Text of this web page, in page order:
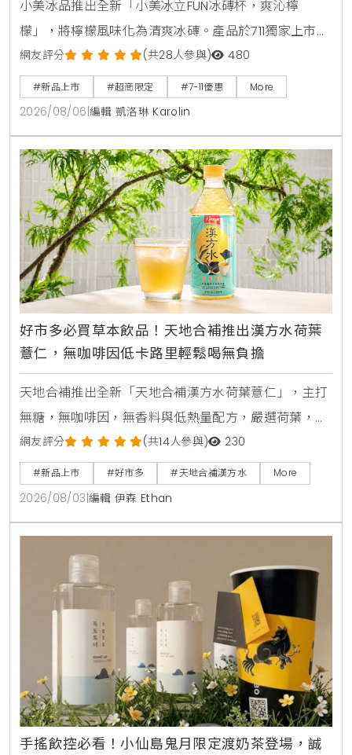
小美冰品推出全新「小美冰立FUN冰磚杯，爽沁檸
檬」，將檸檬風味化為清爽冰磚。產品於711獨家上市，
2026年8月5日至9月1日享嚐鮮價39元。顆粒狀冰磚可
直接食用，也能加入氣泡水或咖啡混搭出夏日特調飲
品。
網友評分 (共28人參與) 480
#新品上市 #超商限定 #7-11優惠 More
2026/08/06 編輯 凱洛琳 Karolin
好市多必買草本飲品！天地合補推出漢方水荷葉
薏仁，無咖啡因低卡路里輕鬆喝無負擔
天地合補推出全新「天地合補漢方水荷葉薏仁」，主打
無糖，無咖啡因，無香料與低熱量配方，嚴選荷葉，薏
仁，山楂等草本素材，口感甘潤清爽。產品於2026年8
月上旬全台好市多Costco獨家上市，每箱24入售價
729元，提供日常輕鬆補水新選擇。
網友評分 (共14人參與) 230
#新品上市 #好市多 #天地合補漢方水 More
2026/08/03 編輯 伊森 Ethan
手搖飲控必看！小仙島鬼月限定渡奶茶登場，誠